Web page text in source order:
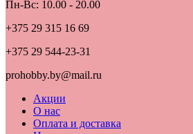
Пн-Вс: 10.00 - 20.00
+375 29 315 16 69
+375 29 544-23-31
prohobby.by@mail.ru
Акции
О нас
Оплата и доставка